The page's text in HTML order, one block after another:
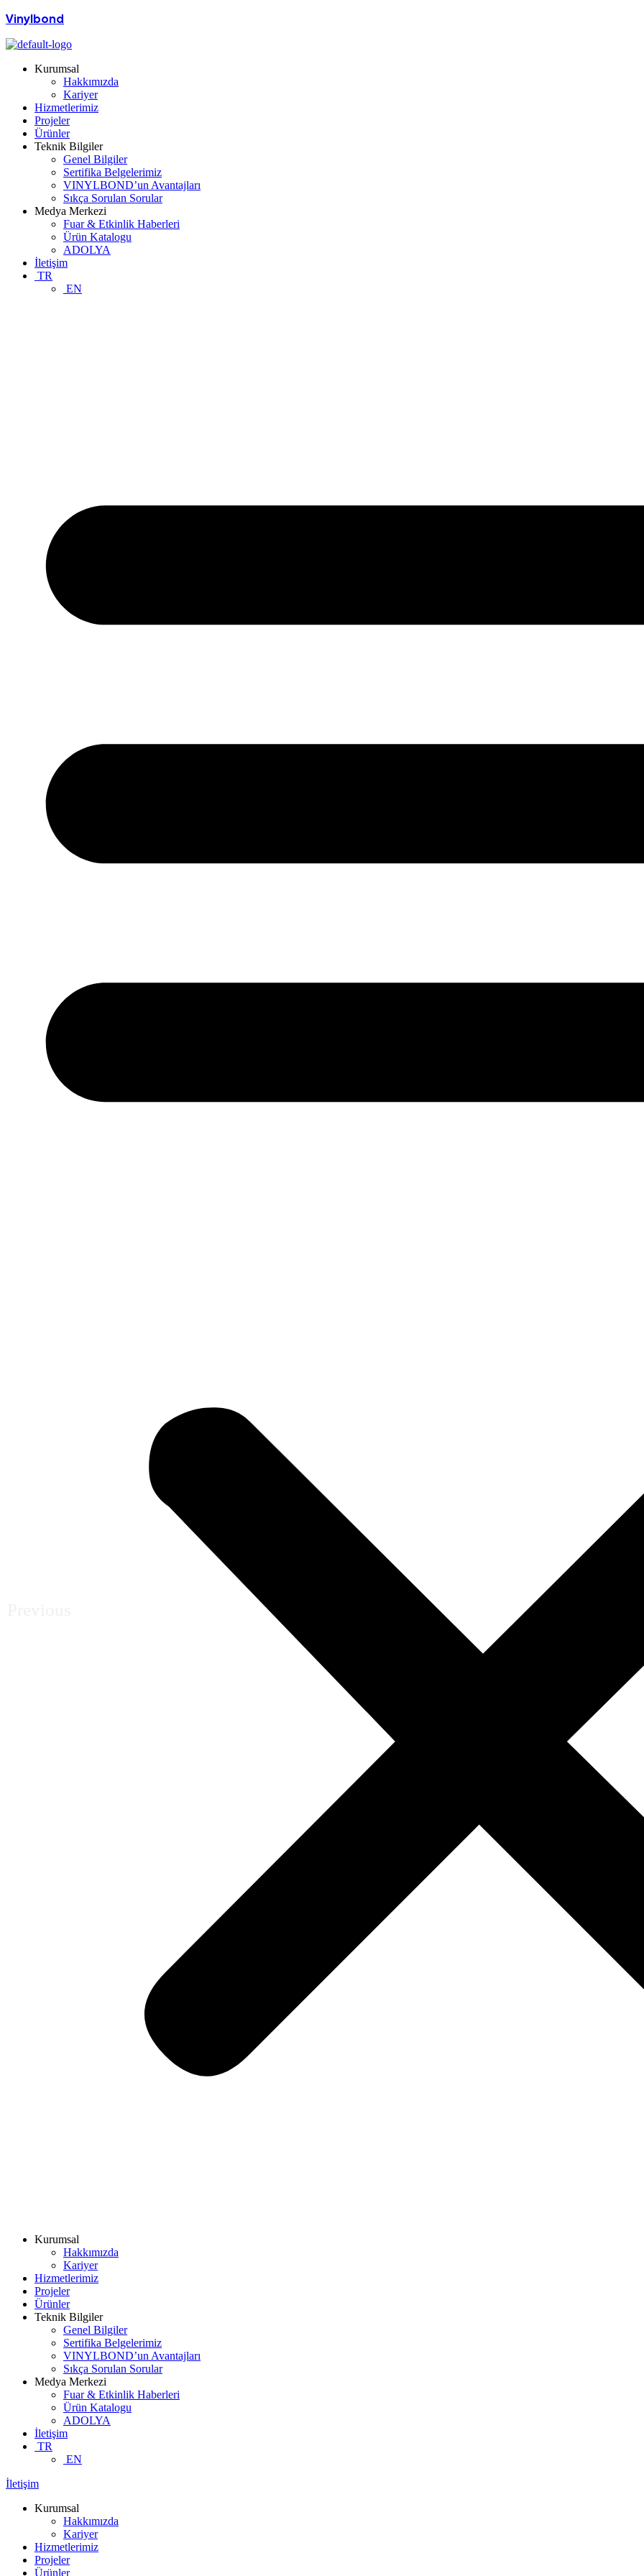
Vinylbond
Kurumsal
Hakkımızda
Kariyer
Hizmetlerimiz
Projeler
Ürünler
Teknik Bilgiler
Genel Bilgiler
Sertifika Belgelerimiz
VINYLBOND’un Avantajları
Sıkça Sorulan Sorular
Medya Merkezi
Fuar & Etkinlik Haberleri
Ürün Katalogu
ADOLYA
İletişim
TR
EN
Kurumsal
Hakkımızda
Kariyer
Hizmetlerimiz
Projeler
Ürünler
Teknik Bilgiler
Genel Bilgiler
Sertifika Belgelerimiz
VINYLBOND’un Avantajları
Sıkça Sorulan Sorular
Medya Merkezi
Fuar & Etkinlik Haberleri
Ürün Katalogu
ADOLYA
İletişim
TR
EN
İletişim
Kurumsal
Hakkımızda
Kariyer
Hizmetlerimiz
Projeler
Ürünler